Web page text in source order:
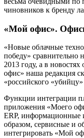
чиновников к бренду
«Мой офис».
«Новые облачные
победу» сравнительно
2013 году, а в
офис» наша редакция
«российского
Функции интеграции
приложения «Моего
ERP, информационные
образом, сервисные и
интегрировать «Мой